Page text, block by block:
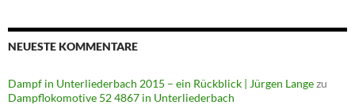
NEUESTE KOMMENTARE
Dampf in Unterliederbach 2015 – ein Rückblick | Jürgen Langezu
Dampflokomotive 52 4867 in Unterliederbach